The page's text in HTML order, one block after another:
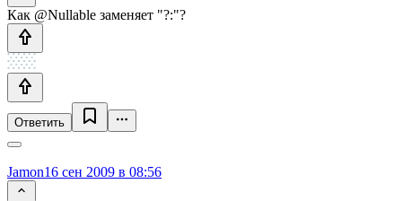
Как @Nullable заменяет "?:"?
Ответить
Jamon16 сен 2009 в 08:56